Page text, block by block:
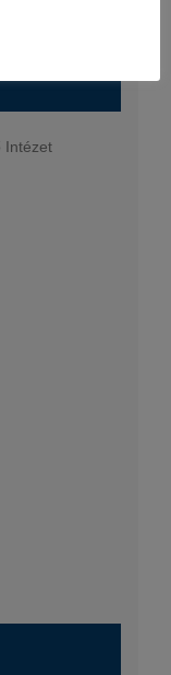
Intézet